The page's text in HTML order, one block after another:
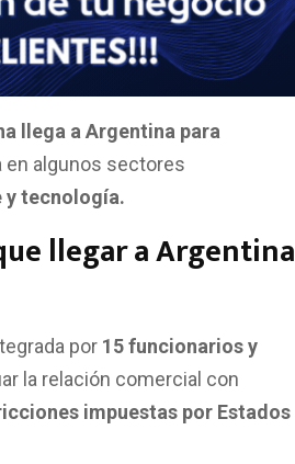
llega a Argentina para
en algunos sectores
y tecnología.
llegar a Argentina
por 15 funcionarios y
la relación comercial con
impuestas por Estados